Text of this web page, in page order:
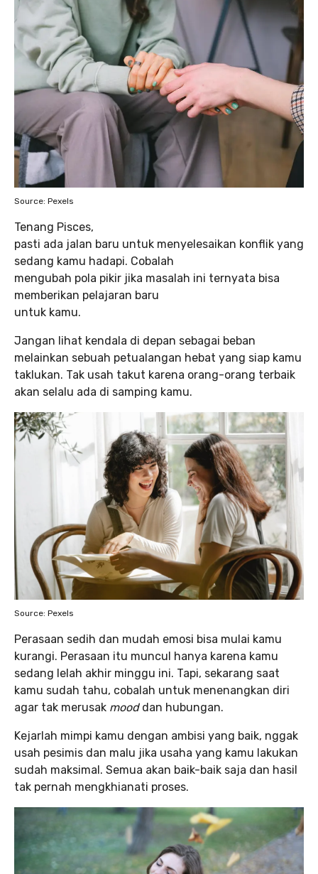
Source: Pexels
Tenang Pisces,
pasti ada jalan baru untuk menyelesaikan konflik yang
sedang kamu hadapi. Cobalah
mengubah pola pikir jika masalah ini ternyata bisa
memberikan pelajaran baru
untuk kamu.
Jangan lihat kendala di depan sebagai beban
melainkan sebuah petualangan hebat yang siap kamu
taklukan. Tak usah takut karena orang-orang terbaik
akan selalu ada di samping kamu.
Source: Pexels
Perasaan sedih dan mudah emosi bisa mulai kamu
kurangi. Perasaan itu muncul hanya karena kamu
sedang lelah akhir minggu ini. Tapi, sekarang saat
kamu sudah tahu, cobalah untuk menenangkan diri
agar tak merusak mood dan hubungan.
Kejarlah mimpi kamu dengan ambisi yang baik, nggak
usah pesimis dan malu jika usaha yang kamu lakukan
sudah maksimal. Semua akan baik-baik saja dan hasil
tak pernah mengkhianati proses.